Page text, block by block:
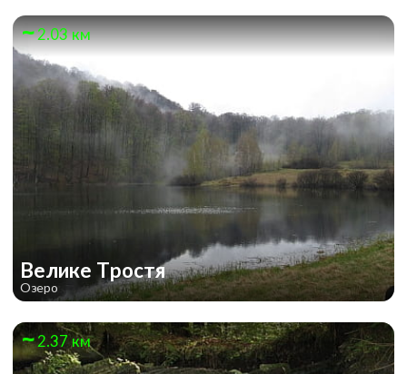
2.03 км
Велике Тростя
Озеро
2.37 км